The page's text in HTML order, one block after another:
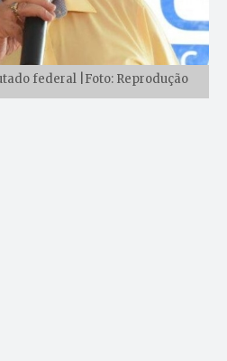
federal |Foto: Reprodução